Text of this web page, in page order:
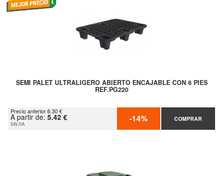
SEMI PALET ULTRALIGERO ABIERTO ENCAJABLE CON 6 PIES
REF.PG220
Precio anterior 6.30 €
A partir de: 5.42 €
SIN IVA -14% COMPRAR